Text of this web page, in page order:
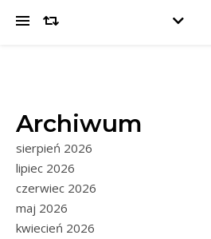
Archiwum
sierpień 2026
lipiec 2026
czerwiec 2026
maj 2026
kwiecień 2026